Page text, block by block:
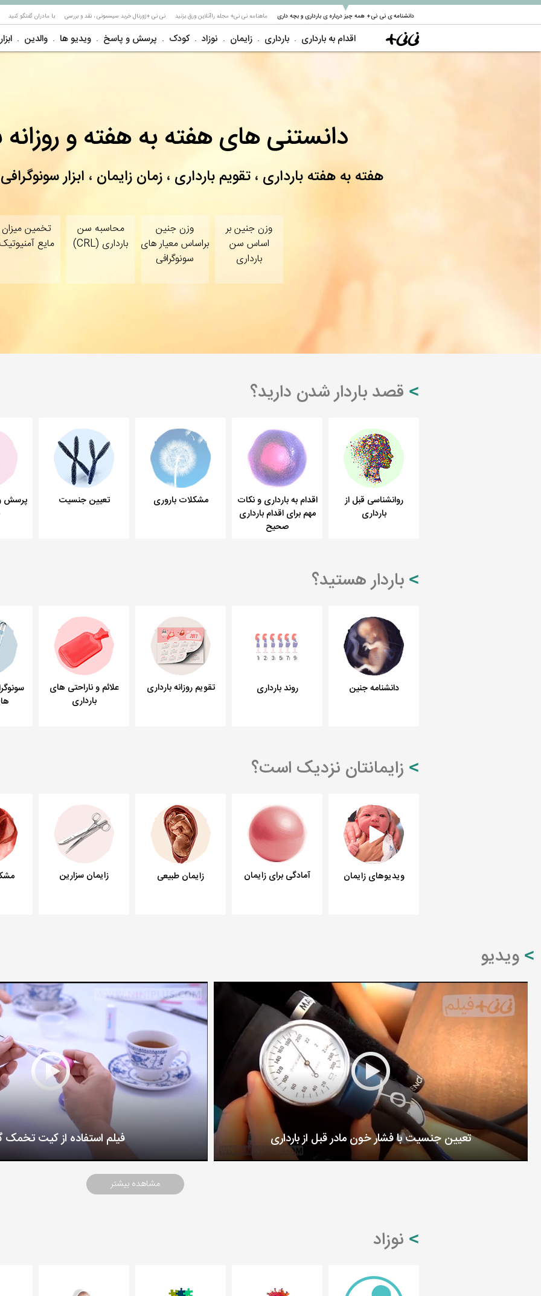
دانشنامه ی نی نی+ همه چیز درباره ی بارداری و بچه داری
▼ ماهنامه نی نی+ مجله راآنلاین ورق بزنید نی نی +ژورنال خربد سیسمونی ، نقد و بررسی با مادران گفتگو کنید
اقدام به بارداری بارداری زایمان نوزاد کودک پرسش و پاسخ ویدیو ها والدین ابزار
دانستنی های هفته به هفته و روزانه
هفته به هفته بارداری ، تقویم بارداری ، زمان زایمان ، ابزار سونوگرافی
وزن جنین بر
اساس سن
بارداری
وزن جنین
براساس معیار های
سونوگرافی
محاسبه سن
بارداری (CRL)
تخمین میزان
مایع
قصد باردار شدن دارید؟
روانشناسی قبل از
بارداری
اقدام به بارداری و نکات
مهم برای اقدام بارداری
صحیح
مشکلات باروری تعیین جنسیت
پرسش
باردار هستید؟
دانشنامه جنین روند بارداری تقویم روزانه بارداری
علائم و ناراحتی های
بارداری
زایمانتان نزدیک است؟
ویدیوهای زایمان آمادگی برای زایمان زایمان طبیعی زایمان سزارین
ویدیو
تعیین جنسیت با فشار خون مادر قبل از بارداری فیلم استفاده از کیت تخمک
مشاهده بیشتر
نوزاد